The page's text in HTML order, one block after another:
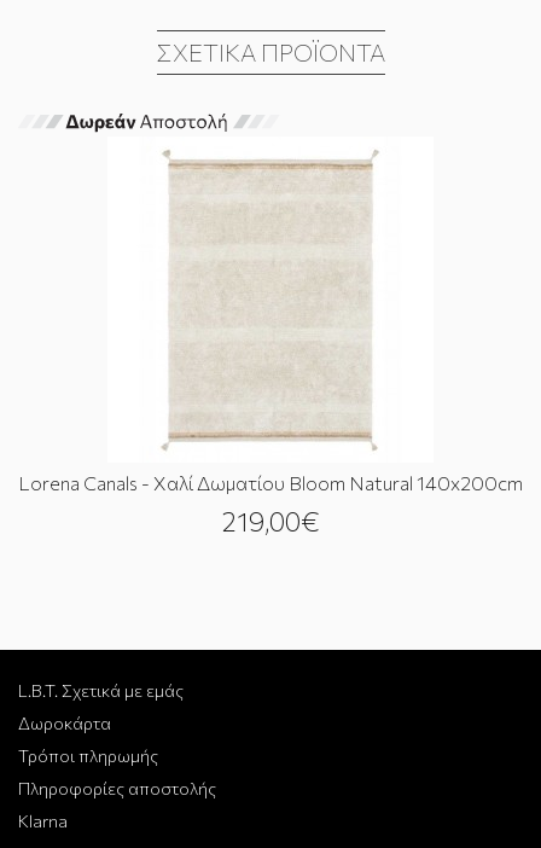
ΣΧΕΤΙΚΆ ΠΡΟΪΌΝΤΑ
Lorena Canals - Χαλί Δωματίου Bloom Natural 140x200cm
219,00€
L.B.T. Σχετικά με εμάς
Δωροκάρτα
Τρόποι πληρωμής
Πληροφορίες αποστολής
Klarna